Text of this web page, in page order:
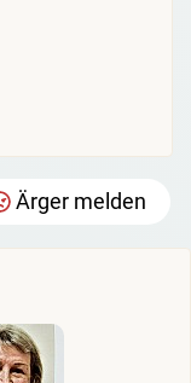
Ärger melden